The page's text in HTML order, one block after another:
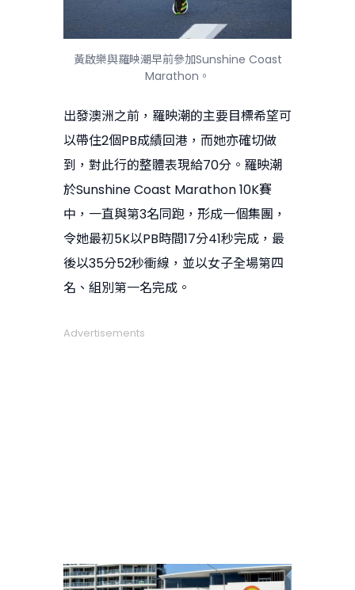
黃啟樂與羅映潮早前參加Sunshine Coast
Marathon。
出發澳洲之前，羅映潮的主要目標希望可
以帶住2個PB成績回港，而她亦確切做
到，對此行的整體表現給70分。羅映潮
於Sunshine Coast Marathon 10K賽
中，一直與第3名同跑，形成一個集團，
令她最初5K以PB時間17分41秒完成，最
後以35分52秒衝線，並以女子全場第四
名、組別第一名完成。
Advertisements